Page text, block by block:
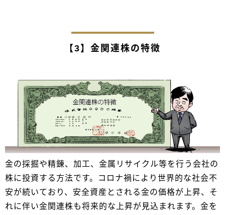
【3】金関連株の特徴
金の採掘や精錬、加工、金属リサイクル等を行う会社の
株に投資する方法です。コロナ禍により世界的な社会不
安が続いており、安全資産とされる金の価格が上昇、そ
れに伴い金関連株も将来的な上昇が見込まれます。金を